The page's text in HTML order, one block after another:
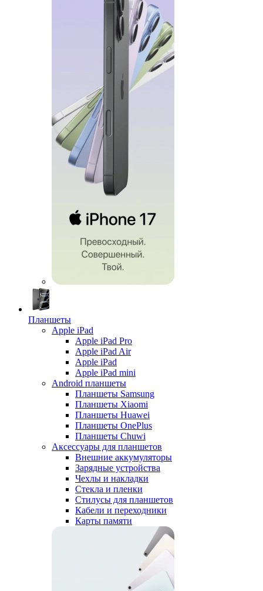
Планшеты
Apple iPad
Apple iPad Pro
Apple iPad Air
Apple iPad
Apple iPad mini
Android планшеты
Планшеты Samsung
Планшеты Xiaomi
Планшеты Huawei
Планшеты OnePlus
Планшеты Chuwi
Аксессуары для планшетов
Внешние аккумуляторы
Зарядные устройства
Чехлы и накладки
Стекла и пленки
Стилусы для планшетов
Кабели и переходники
Карты памяти